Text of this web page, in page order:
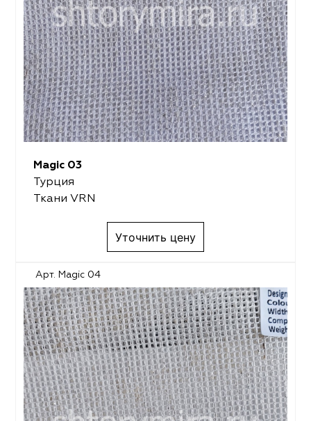
Magic 03
Турция
Ткани VRN
Уточнить цену
Арт. Magic 04